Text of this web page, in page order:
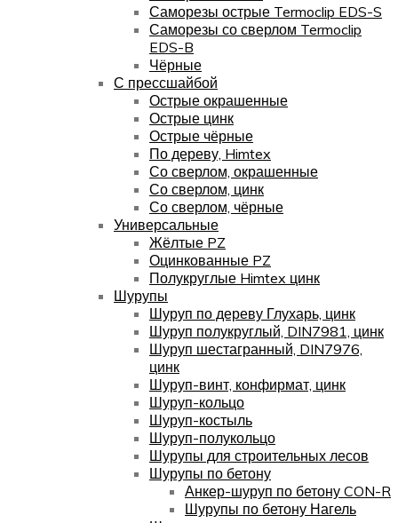
Саморезы острые Termoclip EDS-S
Саморезы со сверлом Termoclip
EDS-B
Чёрные
С прессшайбой
Острые окрашенные
Острые цинк
Острые чёрные
По дереву, Himtex
Со сверлом, окрашенные
Со сверлом, цинк
Со сверлом, чёрные
Универсальные
Жёлтые PZ
Оцинкованные PZ
Полукруглые Himtex цинк
Шурупы
Шуруп по дереву Глухарь, цинк
Шуруп полукруглый, DIN7981, цинк
Шуруп шестагранный, DIN7976,
цинк
Шуруп-винт, конфирмат, цинк
Шуруп-кольцо
Шуруп-костыль
Шуруп-полукольцо
Шурупы для строительных лесов
Шурупы по бетону
Анкер-шуруп по бетону CON-R
Шурупы по бетону Нагель